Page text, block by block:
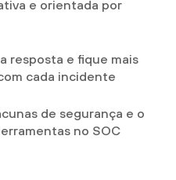
e orientada por
resposta e fique mais
cada incidente
de segurança e o
no SOC